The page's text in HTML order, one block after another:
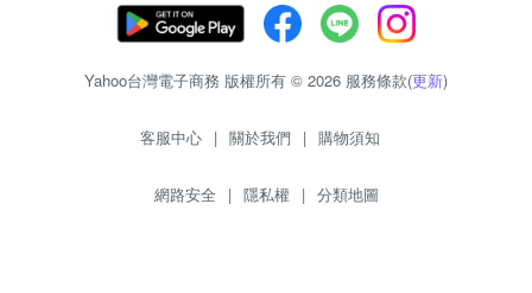
Yahoo台灣電子商務 版權所有 © 2026 服務條款(更新)
客服中心 | 關於我們 | 購物須知
網路安全 | 隱私權 | 分類地圖